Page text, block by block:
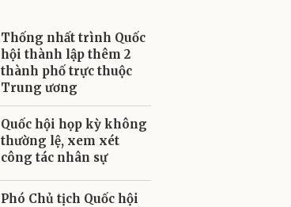
Thống nhất trình Quốc
hội thành lập thêm 2
thành phố trực thuộc
Trung ương
Quốc hội họp kỳ không
thường lệ, xem xét
công tác nhân sự
Phó Chủ tịch Quốc hội